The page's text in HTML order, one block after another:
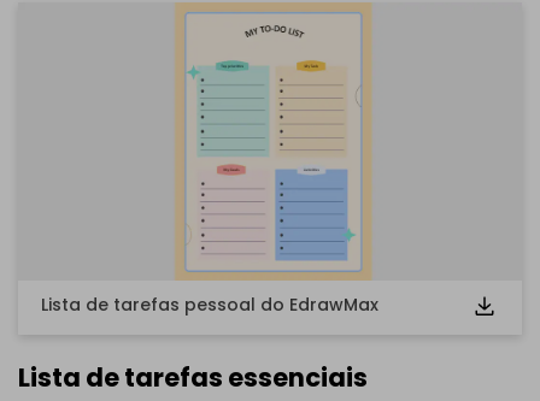
Clique aqui para baixar e utilizar este modelo.
Lembre-se de que o arquivoeddxdeve ser aberto no
EdrawMax.
Se ainda não possui o EdrawMax, você pode baixá-lo
EdrawMaxEste link direcionará
site oficial de download do EdrawMax.
Lista de tarefas pessoal do EdrawMax
Lista de tarefas essenciais